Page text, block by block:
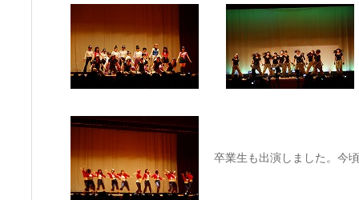
卒業生も出演しました。今